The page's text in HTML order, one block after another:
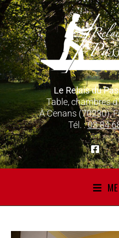
Le Relais du
Table, chambres
À Cenans (70230),
Tél. :03 84